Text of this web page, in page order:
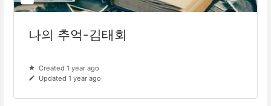
나의 추억-김태회
Created 1 year ago
Updated 1 year ago